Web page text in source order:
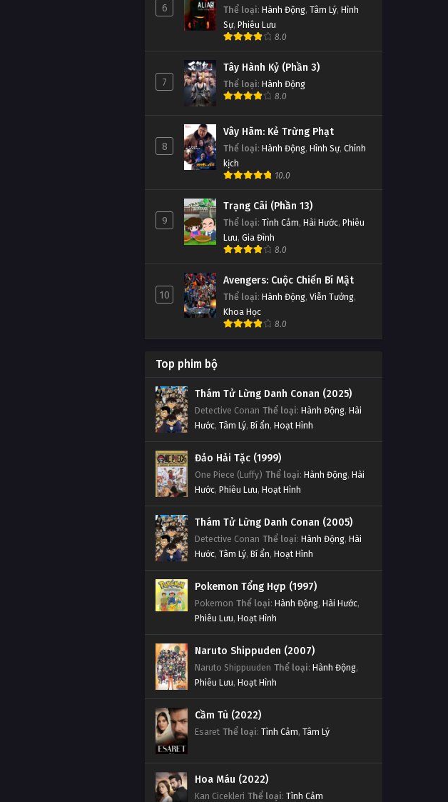
6 Thể loại: Hành Động, Tâm Lý, Hình
Sự, Phiêu Lưu
8.0
7
Tây Hành Kỷ (Phần 3)
Thể loại: Hành Động
8.0
8
Vây Hãm: Kẻ Trừng Phạt
Thể loại: Hành Động, Hình Sự, Chính
kịch
10.0
9
Trạng Cãi (Phần 13)
Thể loại: Tình Cảm, Hài Hước, Phiêu
Lưu, Gia Đình
8.0
10
Avengers: Cuộc Chiến Bí Mật
Thể loại: Hành Động, Viễn Tưởng,
Khoa Học
8.0
Top phim bộ
Thám Tử Lừng Danh Conan (2025)
Detective Conan Thể loại: Hành Động, Hài
Hước, Tâm Lý, Bí ẩn, Hoạt Hình
Đảo Hải Tặc (1999)
One Piece (Luffy) Thể loại: Hành Động, Hài
Hước, Phiêu Lưu, Hoạt Hình
Thám Tử Lừng Danh Conan (2005)
Detective Conan Thể loại: Hành Động, Hài
Hước, Tâm Lý, Bí ẩn, Hoạt Hình
Pokemon Tổng Hợp (1997)
Pokemon Thể loại: Hành Động, Hài Hước,
Phiêu Lưu, Hoạt Hình
Naruto Shippuden (2007)
Naruto Shippuuden Thể loại: Hành Động,
Phiêu Lưu, Hoạt Hình
Cầm Tù (2022)
Esaret Thể loại: Tình Cảm, Tâm Lý
Hoa Máu (2022)
Kan Cicekleri Thể loại: Tình Cảm